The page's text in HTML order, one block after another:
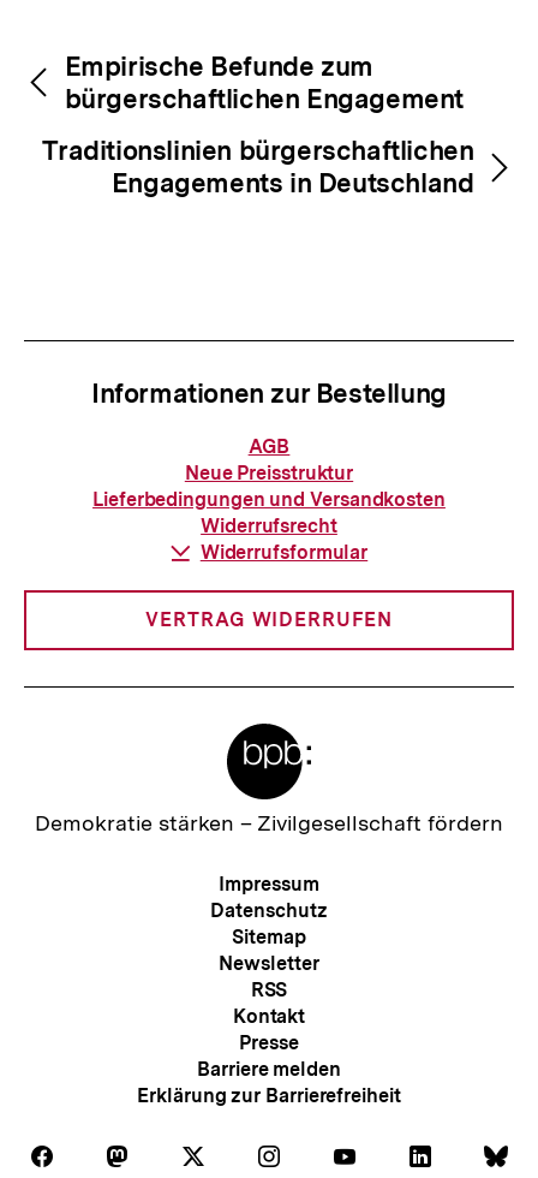
Inhaltsnavigation
Inhaltsnavigation
Empirische Befunde zum
bürgerschaftlichen Engagement
Traditionslinien bürgerschaftlichen
Engagements in Deutschland
Informationen zur Bestellung
Informationen
zur
Bestellung
AGB
Neue Preisstruktur
Lieferbedingungen und Versandkosten
Widerrufsrecht
Download-
Widerrufsformular
VERTRAG WIDERRUFEN
Zur
Demokratie stärken – Zivilgesellschaft fördern
Meta-
Navigation
Impressum
Datenschutz
Sitemap
Newsletter
RSS
Kontakt
Presse
Barriere melden
Erklärung zur Barrierefreiheit
Folgen
Auf
Folgen Folgen Folgen
Auf
Folgen Folgen